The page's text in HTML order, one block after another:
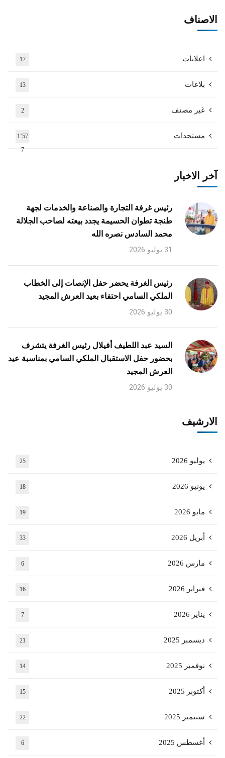
الاصناف
اعلانات 17
بلاغات 13
غير مصنف 2
مستجدات
1٬57
7
آخر الاخبار
رئيس غرفة التجارة والصناعة والخدمات لجهة
طنجة تطوان الحسيمة يجدد بيعته لصاحب الجلالة
محمد السادس نصره الله
31 يوليو 2026
رئيس الغرفة يحضر حفل الإنصات إلى الخطاب
الملكي السامي احتفاء بعيد العرش المجيد
30 يوليو 2026
السيد عبد اللطيف أفيلال رئيس الغرفة يتشرف
بحضور حفل الاستقبال الملكي السامي بمناسبة عيد
العرش المجيد
30 يوليو 2026
الارشيف
يوليو 2026 25
يونيو 2026 18
مايو 2026 19
أبريل 2026 33
مارس 2026 6
فبراير 2026 16
يناير 2026 7
ديسمبر 2025 21
نوفمبر 2025 14
أكتوبر 2025 15
سبتمبر 2025 22
أغسطس 2025 6